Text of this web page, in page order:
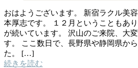
おはようございます。 新宿ラクル美
本厚志です。 １２月ということもあ
が続いています。 沢山のご来院、大
す。 ここ数日で、長野県や静岡県か
た。 […]
続きを読む